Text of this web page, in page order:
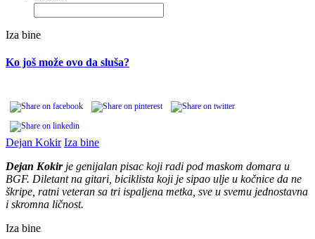
Iza bine
Ko još može ovo da sluša?
Dejan Kokir Iza bine
Dejan Kokirje genijalan pisac koji radi pod maskom domara u
BGF. Diletant na gitari, biciklista koji je sipao ulje u kočnice da ne
škripe, ratni veteran sa tri ispaljena metka, sve u svemu jednostavna
i skromna ličnost.
Iza bine